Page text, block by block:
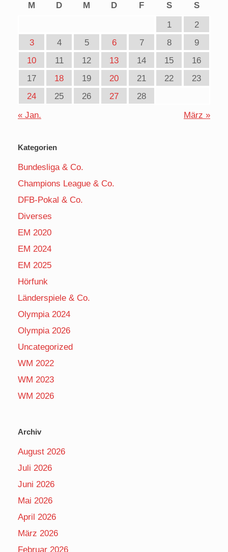
M
D M D F S
S
1
2
3
4 5 6 7 8
9
10
11 12 13 14 15
16
17
18 19 20 21 22
23
24
25 26 27
28
« Jan.
März »
Kategorien
Bundesliga & Co.
Champions League & Co.
DFB-Pokal & Co.
Diverses
EM 2020
EM 2024
EM 2025
Hörfunk
Länderspiele & Co.
Olympia 2024
Olympia 2026
Uncategorized
WM 2022
WM 2023
WM 2026
Archiv
August 2026
Juli 2026
Juni 2026
Mai 2026
April 2026
März 2026
Februar 2026